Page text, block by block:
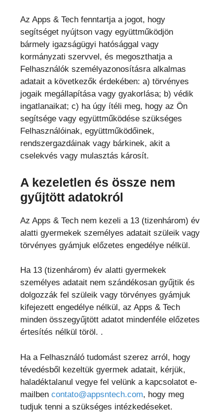
Az Apps & Tech fenntartja a jogot, hogy
segítséget nyújtson vagy együttműködjön
bármely igazságügyi hatósággal vagy
kormányzati szervvel, és megoszthatja a
Felhasználók személyazonosításra alkalmas
adatait a következők érdekében: a) törvényes
jogaik megállapítása vagy gyakorlása; b) védik
ingatlanaikat; c) ha úgy ítéli meg, hogy az Ön
segítsége vagy együttműködése szükséges
Felhasználóinak, együttműködőinek,
rendszergazdáinak vagy bárkinek, akit a
cselekvés vagy mulasztás károsít.
A kezeletlen és össze nem
gyűjtött adatokról
Az Apps & Tech nem kezeli a 13 (tizenhárom) év
alatti gyermekek személyes adatait szüleik vagy
törvényes gyámjuk előzetes engedélye nélkül.
Ha 13 (tizenhárom) év alatti gyermekek
személyes adatait nem szándékosan gyűjtik és
dolgozzák fel szüleik vagy törvényes gyámjuk
kifejezett engedélye nélkül, az Apps & Tech
minden összegyűjtött adatot mindenféle előzetes
értesítés nélkül töröl. .
Ha a Felhasználó tudomást szerez arról, hogy
tévedésből kezeltük gyermek adatait, kérjük,
haladéktalanul vegye fel velünk a kapcsolatot e-
mailbencontato@appsntech.com, hogy meg
tudjuk tenni a szükséges intézkedéseket.